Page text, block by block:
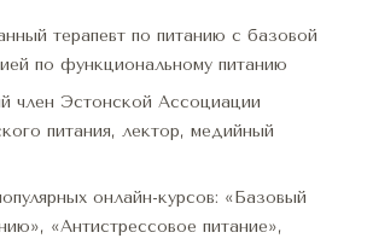
терапевт по питанию с базовой
по функциональному питанию
член Эстонской Ассоциации
питания, лектор, медийный
онлайн-курсов: «Базовый
«Антистрессовое питание»,